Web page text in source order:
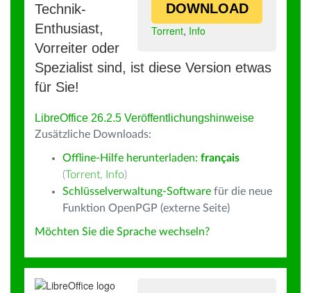
DOWNLOAD
Torrent, Info
Technik-
Enthusiast,
Vorreiter oder
Spezialist sind, ist diese Version etwas
für Sie!
LibreOffice 26.2.5 Veröffentlichungshinweise
Zusätzliche Downloads:
Offline-Hilfe herunterladen: français
(Torrent, Info)
Schlüsselverwaltung-Software für die neue
Funktion OpenPGP (externe Seite)
Möchten Sie die Sprache wechseln?